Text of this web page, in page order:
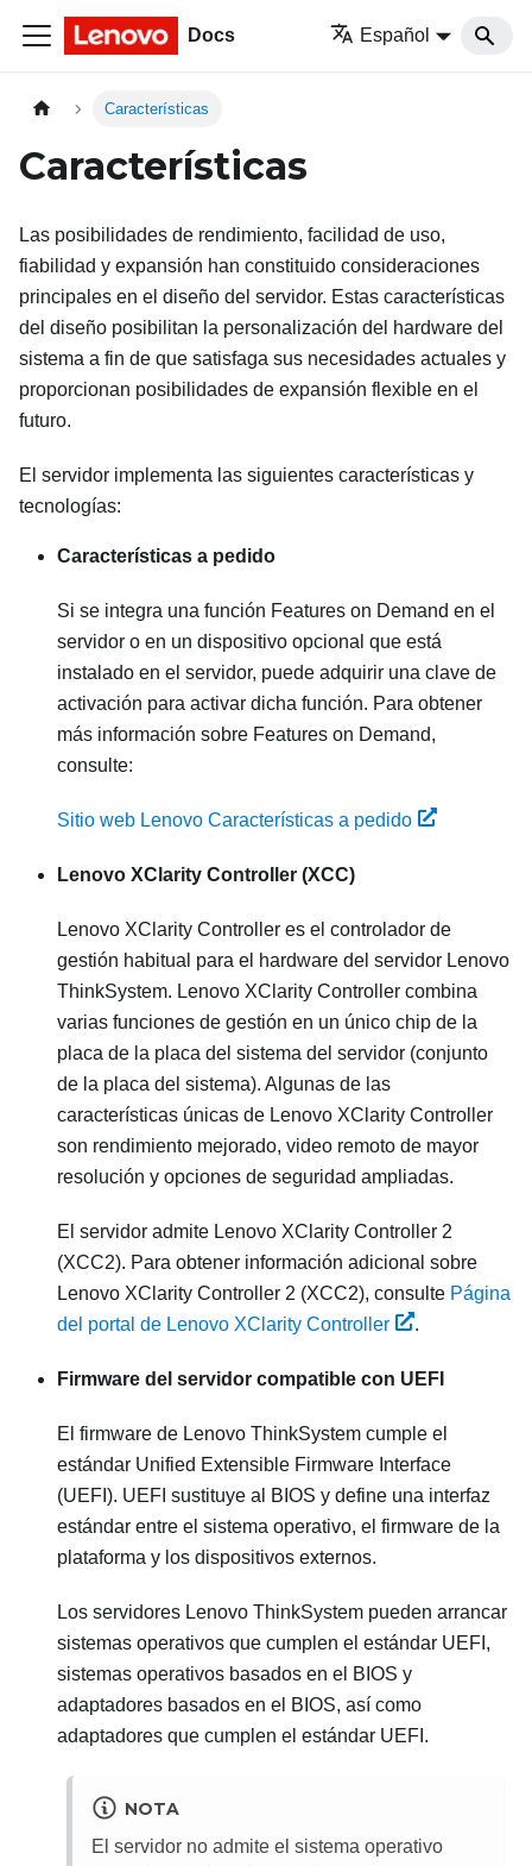
Docs Español
Características
Características
Las posibilidades de rendimiento, facilidad de uso,
fiabilidad y expansión han constituido consideraciones
principales en el diseño del servidor. Estas características
del diseño posibilitan la personalización del hardware del
sistema a fin de que satisfaga sus necesidades actuales y
proporcionan posibilidades de expansión flexible en el
futuro.
El servidor implementa las siguientes características y
tecnologías:
Características a pedido
Si se integra una función Features on Demand en el
servidor o en un dispositivo opcional que está
instalado en el servidor, puede adquirir una clave de
activación para activar dicha función. Para obtener
más información sobre Features on Demand,
consulte:
Sitio web Lenovo Características a pedido
Lenovo XClarity Controller (XCC)
Lenovo XClarity Controller es el controlador de
gestión habitual para el hardware del servidor Lenovo
ThinkSystem. Lenovo XClarity Controller combina
varias funciones de gestión en un único chip de la
placa de la placa del sistema del servidor (conjunto
de la placa del sistema). Algunas de las
características únicas de Lenovo XClarity Controller
son rendimiento mejorado, video remoto de mayor
resolución y opciones de seguridad ampliadas.
El servidor admite Lenovo XClarity Controller 2
(XCC2). Para obtener información adicional sobre
Lenovo XClarity Controller 2 (XCC2), consulte Página
del portal de Lenovo XClarity Controller
.
Firmware del servidor compatible con UEFI
El firmware de Lenovo ThinkSystem cumple el
estándar Unified Extensible Firmware Interface
(UEFI). UEFI sustituye al BIOS y define una interfaz
estándar entre el sistema operativo, el firmware de la
plataforma y los dispositivos externos.
Los servidores Lenovo ThinkSystem pueden arrancar
sistemas operativos que cumplen el estándar UEFI,
sistemas operativos basados en el BIOS y
adaptadores basados en el BIOS, así como
adaptadores que cumplen el estándar UEFI.
NOTA
El servidor no admite el sistema operativo